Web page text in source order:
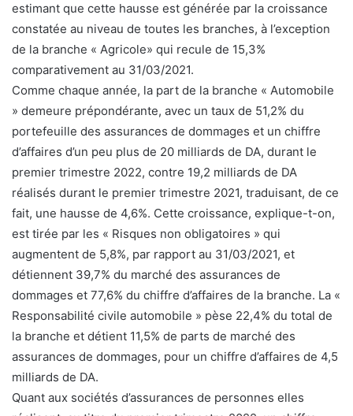
estimant que cette hausse est générée par la croissance
constatée au niveau de toutes les branches, à l’exception
de la branche « Agricole» qui recule de 15,3%
comparativement au 31/03/2021.
Comme chaque année, la part de la branche « Automobile
» demeure prépondérante, avec un taux de 51,2% du
portefeuille des assurances de dommages et un chiffre
d’affaires d’un peu plus de 20 milliards de DA, durant le
premier trimestre 2022, contre 19,2 milliards de DA
réalisés durant le premier trimestre 2021, traduisant, de ce
fait, une hausse de 4,6%. Cette croissance, explique-t-on,
est tirée par les « Risques non obligatoires » qui
augmentent de 5,8%, par rapport au 31/03/2021, et
détiennent 39,7% du marché des assurances de
dommages et 77,6% du chiffre d’affaires de la branche. La «
Responsabilité civile automobile » pèse 22,4% du total de
la branche et détient 11,5% de parts de marché des
assurances de dommages, pour un chiffre d’affaires de 4,5
milliards de DA.
Quant aux sociétés d’assurances de personnes elles